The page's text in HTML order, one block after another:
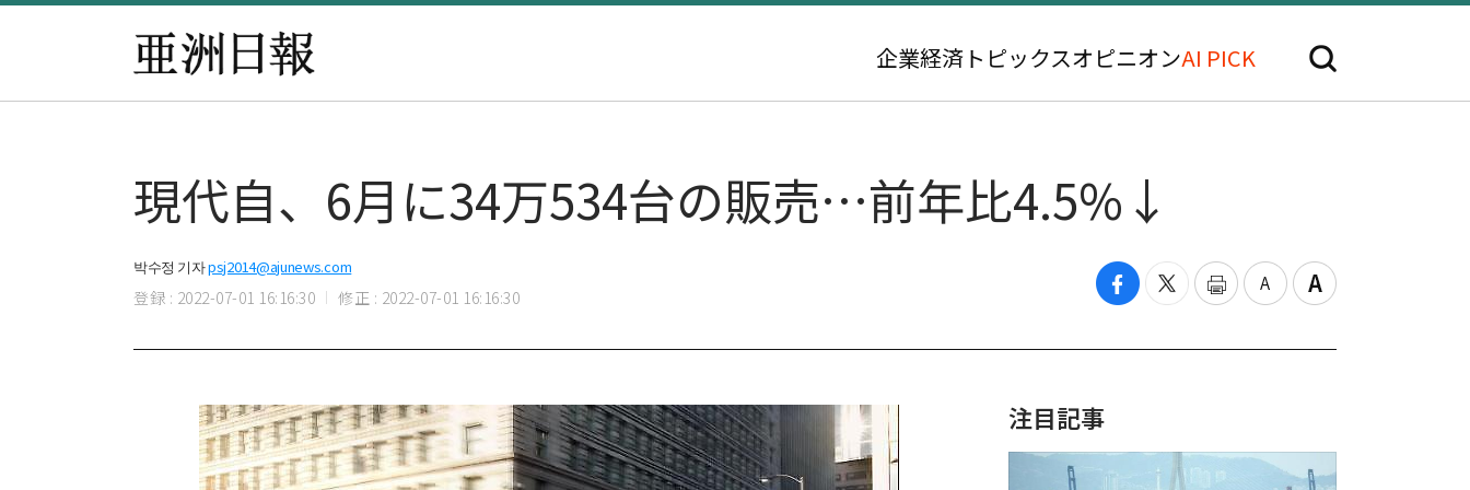
企業経済 トピックスオピニオンAI PICK
現代自、6月に34万534台の販売…前年比4.5%↓
박수정 기자psj2014@ajunews.com
登録 : 2022-07-01 16:16:30 修正 : 2022-07-01 16:16:30
注目記事